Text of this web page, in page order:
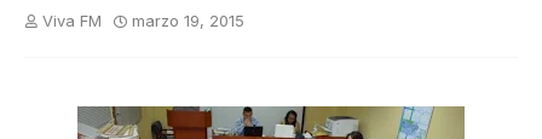
el
Viva FM marzo 19, 2015